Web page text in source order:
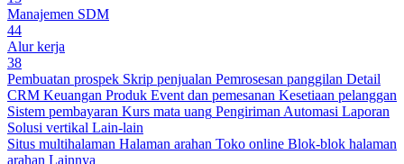
Manajemen SDM
44
Alur kerja
38
Pembuatan prospek Skrip penjualan Pemrosesan panggilan Detail
CRM Keuangan Produk Event dan pemesanan Kesetiaan pelanggan
Sistem pembayaran Kurs mata uang Pengiriman Automasi Laporan
Solusi vertikal Lain-lain
Situs multihalaman Halaman arahan Toko online Blok-blok halaman
arahan Lainnya